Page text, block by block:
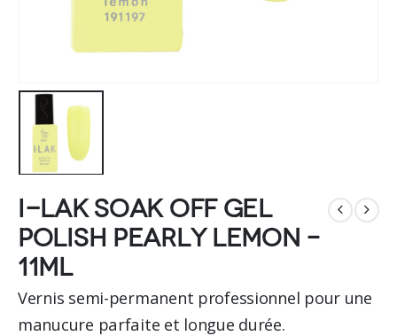
I-LAK soak off gel
polish pearly lemon –
11ml
Vernis semi-permanent professionnel pour une
manucure parfaite et longue durée.